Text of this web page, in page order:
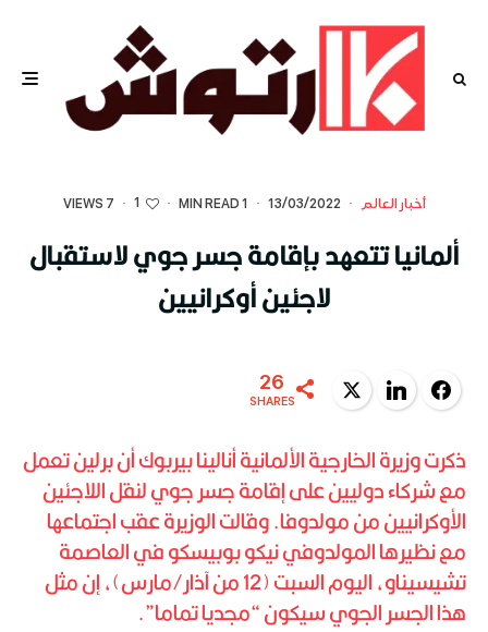
أخبار العالم ·
13/03/2022
·
1 MIN READ
·
1
·
7 VIEWS
ألمانيا تتعهد بإقامة جسر جوي لاستقبال
لاجئين أوكرانيين
Facebook
LinkedIn
Twitter
26
SHARES
ذكرت وزيرة الخارجية الألمانية أنالينا بيربوك أن برلين تعمل
مع شركاء دوليين على إقامة جسر جوي لنقل اللاجئين
الأوكرانيين من مولدوفا. وقالت الوزيرة عقب اجتماعها
مع نظيرها المولدوفي نيكو بوبيسكو في العاصمة
تشيسيناو، اليوم السبت (12 من آذار/مارس)، إن مثل
هذا الجسر الجوي سيكون “مجديا تماما”.